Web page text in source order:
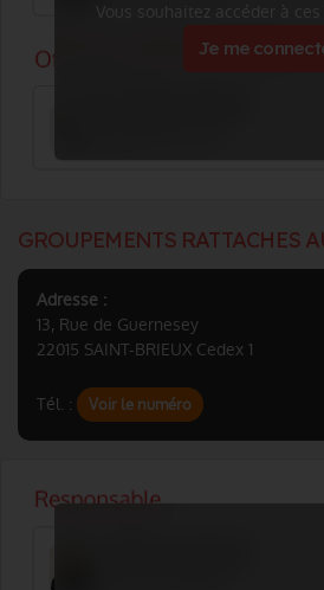
Vous souhaitez accéder à
Je me
GROUPEMENTS RATTACHES
Adresse :
13, Rue de Guernesey
22015 SAINT-BRIEUX Cedex 1
Tél. : Voir le numéro